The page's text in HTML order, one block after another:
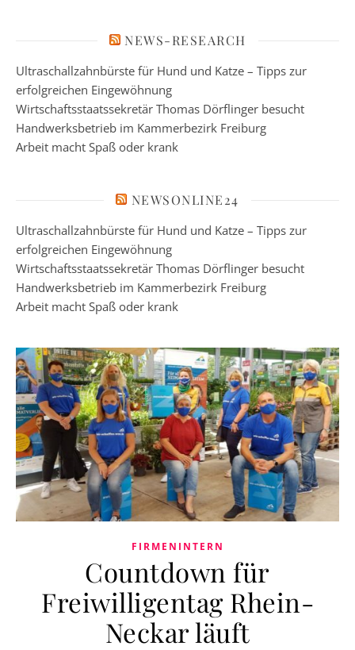
NEWS-RESEARCH
Ultraschallzahnbürste für Hund und Katze – Tipps zur
erfolgreichen Eingewöhnung
Wirtschaftsstaatssekretär Thomas Dörflinger besucht
Handwerksbetrieb im Kammerbezirk Freiburg
Arbeit macht Spaß oder krank
NEWSONLINE24
Ultraschallzahnbürste für Hund und Katze – Tipps zur
erfolgreichen Eingewöhnung
Wirtschaftsstaatssekretär Thomas Dörflinger besucht
Handwerksbetrieb im Kammerbezirk Freiburg
Arbeit macht Spaß oder krank
FIRMENINTERN
Countdown für
Freiwilligentag Rhein-
Neckar läuft